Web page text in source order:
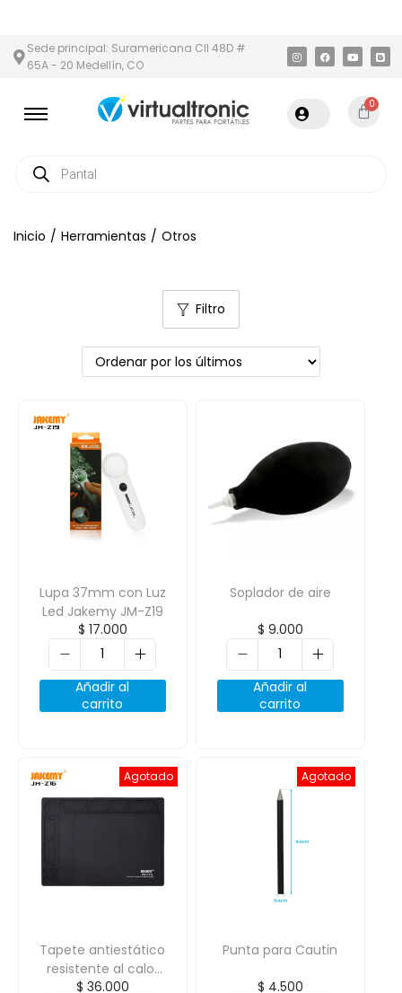
Sede principal: Suramericana Cll 48D #
65A - 20 Medellín, CO
0
Inicio / Herramientas / Otros
Filtro
Lupa 37mm con Luz
Led Jakemy JM-Z19
$ 17.000
Añadir al
carrito
Soplador de aire
$ 9.000
Añadir al
carrito
Agotado
Tapete antiestático
resistente al calor
Jakemy JM-Z16
$ 36.000
Agotado
Punta para Cautin
$ 4.500